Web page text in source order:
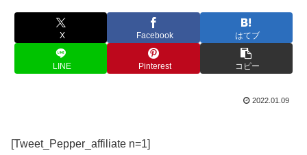
X Facebook はてブ
LINE Pinterest コピー
2022.01.09
[Tweet_Pepper_affiliate n=1]